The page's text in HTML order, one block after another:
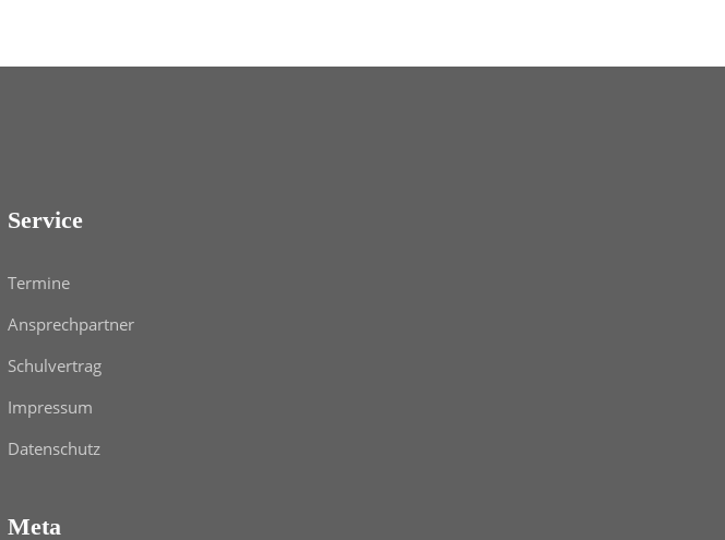
Service
Termine
Ansprechpartner
Schulvertrag
Impressum
Datenschutz
Meta